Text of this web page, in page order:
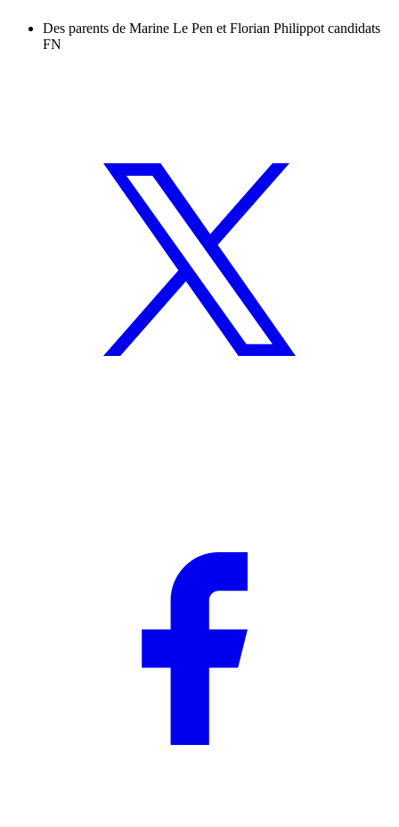
Des parents de Marine Le Pen et Florian Philippot candidats
FN